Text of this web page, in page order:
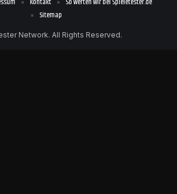
Network. All Rights Reserved.
Sitemap